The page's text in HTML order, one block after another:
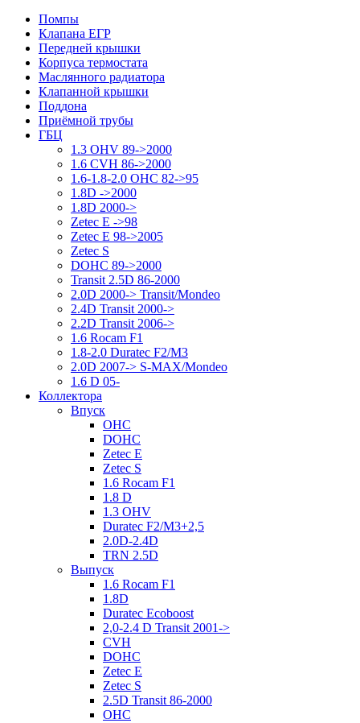
Помпы
Клапана ЕГР
Передней крышки
Корпуса термостата
Маслянного радиатора
Клапанной крышки
Поддона
Приёмной трубы
ГБЦ
1.3 OHV 89->2000
1.6 CVH 86->2000
1.6-1.8-2.0 OHC 82->95
1.8D ->2000
1.8D 2000->
Zetec E ->98
Zetec E 98->2005
Zetec S
DOHC 89->2000
Transit 2.5D 86-2000
2.0D 2000-> Transit/Mondeo
2.4D Transit 2000->
2.2D Transit 2006->
1.6 Rocam F1
1.8-2.0 Duratec F2/M3
2.0D 2007-> S-MAX/Mondeo
1.6 D 05-
Коллектора
Впуск
OHC
DOHC
Zetec E
Zetec S
1.6 Rocam F1
1.8 D
1.3 OHV
Duratec F2/M3+2,5
2.0D-2.4D
TRN 2.5D
Выпуск
1.6 Rocam F1
1.8D
Duratec Ecoboost
2,0-2.4 D Transit 2001->
CVH
DOHC
Zetec E
Zetec S
2.5D Transit 86-2000
OHC